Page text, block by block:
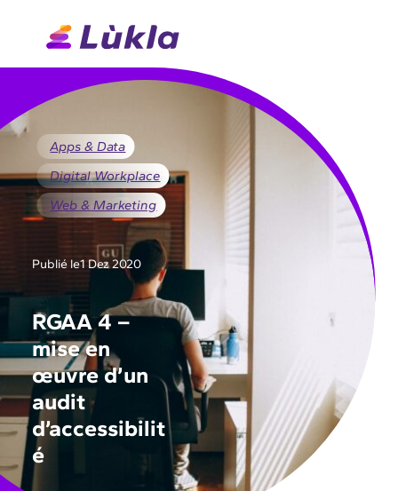
Apps & Data
Digital Workplace
Web & Marketing
Publié le1 Dez 2020
RGAA 4 –
mise en
œuvre d’un
audit
d’accessibilit
é